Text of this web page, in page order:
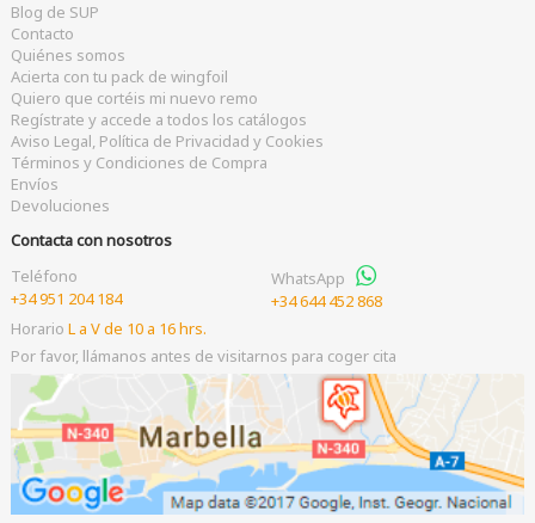
Blog de SUP
Contacto
Quiénes somos
Acierta con tu pack de wingfoil
Quiero que cortéis mi nuevo remo
Regístrate y accede a todos los catálogos
Aviso Legal, Política de Privacidad y Cookies
Términos y Condiciones de Compra
Envíos
Devoluciones
Contacta con nosotros
Teléfono
+34 951 204 184
WhatsApp
+34 644 452 868
Horario L a V de 10 a 16 hrs.
Por favor, llámanos antes de visitarnos para coger cita